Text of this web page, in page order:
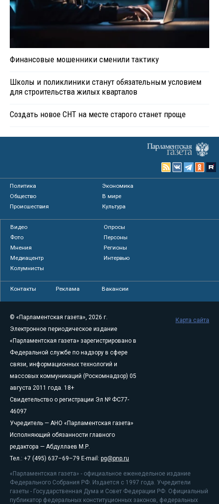
Финансовые мошенники сменили тактику
Школы и поликлиники станут обязательным условием
для строительства жилых кварталов
Создать новое СНТ на месте старого станет проще
Политика
Экономика
Общество
В мире
Происшествия
Культура
Видео
Опросы
Фото
Персоны
Мнения
Регионы
Медиацентр
Интервью
Колумнисты
Контакты Реклама Вакансии
© «Парламентская газета», 2026 г.
Электронное периодическое издание
«Парламентская газета» зарегистрировано в
Федеральной службе по надзору в сфере
связи, информационных технологий и
массовых коммуникаций (Роскомнадзор) 05
августа 2011 года. 18+
Свидетельство о регистрации Эл № ФС77-
46097
Учредитель — АНО «Парламентская газета»
Исполняющий обязанности главного
редактора — Абдуллаев М.Р.
Тел.: +7 (495) 637–69–79 E-mail: pg@pnp.ru
«Парламентская газета» - официальное еженедельное издание
Федерального Собрания РФ. Издается с 1997 года. Учредители
газеты - Государственная Дума и Совет Федерации РФ. Официальный
публикатор федеральных конституционных законов, федеральных
Карта сайта